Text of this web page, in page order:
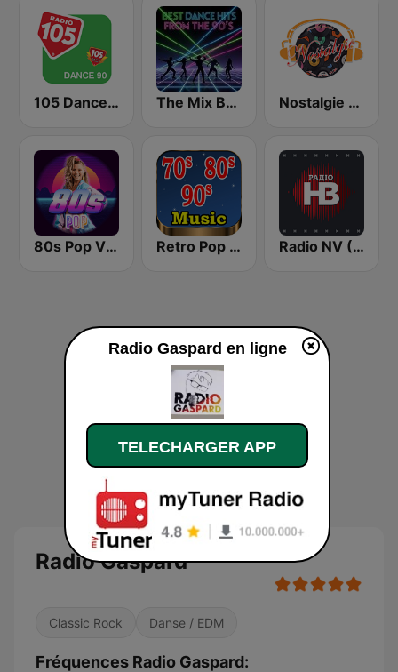
105 Dance 90 The Mix Best Dance Hits From the 90’s Nostalgie New York
80s Pop Vibes Retro Pop Hits 80s 90s Radio NV (Радіо НВ)
Radio Gaspard
Classic Rock Danse / EDM
Fréquences Radio Gaspard:
Radio Gaspard en ligne
TELECHARGER APP